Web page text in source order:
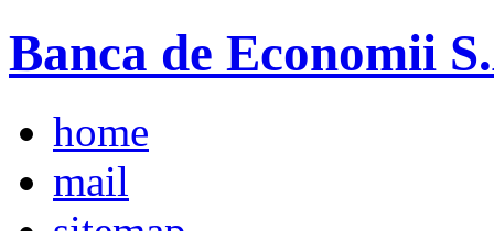
Banca de Economii
home
mail